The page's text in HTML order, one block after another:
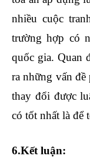
nhiều cuộc
trường hợp có
quốc gia. Quan
ra những vấn
thay đổi được
có tốt nhất là để
6.Kết luận: